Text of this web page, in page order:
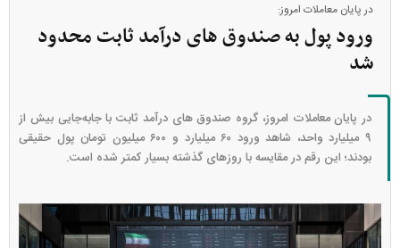
در پایان معاملات امروز:
ورود پول به صندوق های درآمد ثابت محدود
شد
در پایان معاملات امروز، گروه صندوق های درآمد ثابت با جابه‌جایی بیش از
۹ میلیارد واحد، شاهد ورود ۶۰ میلیارد و ۶۰۰ میلیون تومان پول حقیقی
بودند؛ این رقم در مقایسه با روزهای گذشته بسیار کمتر شده است.